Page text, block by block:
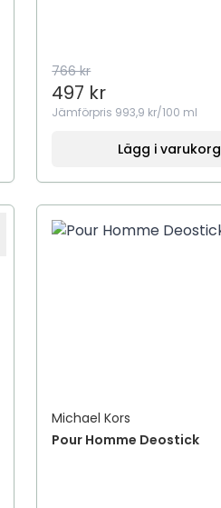
766 kr
497 kr
Jämförpris 993,9 kr/100 ml
Lägg i varukorg
Michael Kors
Pour Homme Deostick